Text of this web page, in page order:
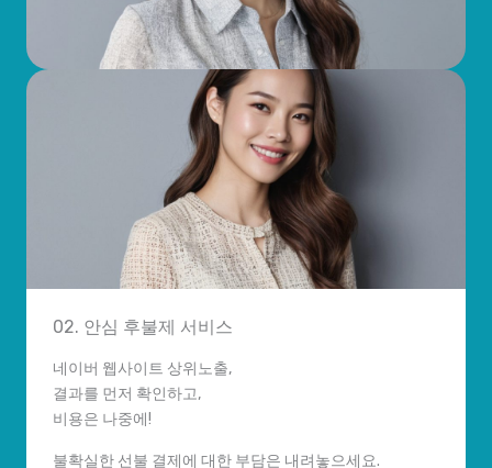
02. 안심 후불제 서비스
네이버 웹사이트 상위노출,
결과를 먼저 확인하고,
비용은 나중에!
불확실한 선불 결제에 대한 부담은 내려놓으세요.